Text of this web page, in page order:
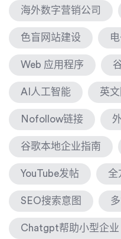
海外数字营销公司
色盲网站建设
Web 应用程序
AI人工智能 英
Nofollow链接
谷歌本地企业指南
YouTube发帖 全
SEO搜索意图
Chatgpt帮助小型企业